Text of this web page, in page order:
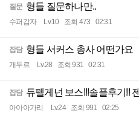
질문 형들 질문하나만..
수퍼감자 Lv.10 조회 473 02:31
잡담 형들 서커스 총사 어떤가요
개두르 Lv.28 조회 931 02:31
잡담 듀펠게넌 보스!!!솔플후기!!
아아아가리 Lv.24 조회 991 02:25